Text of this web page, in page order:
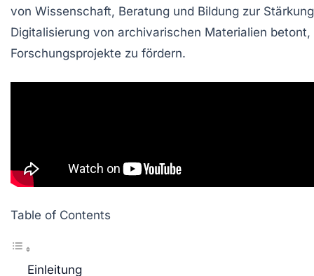
von Wissenschaft, Beratung und Bildung zur
Digitalisierung von archivarischen Materialien
Forschungsprojekte zu fördern.
Table of Contents
Einleitung